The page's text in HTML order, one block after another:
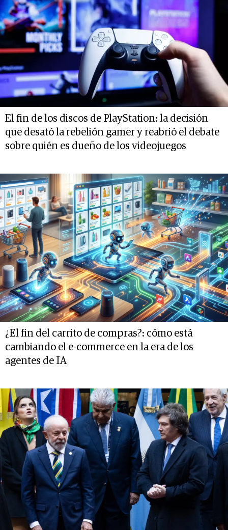
El fin de los discos de PlayStation: la decisión
que desató la rebelión gamer y reabrió el debate
sobre quién es dueño de los videojuegos
¿El fin del carrito de compras?: cómo está
cambiando el e-commerce en la era de los
agentes de IA